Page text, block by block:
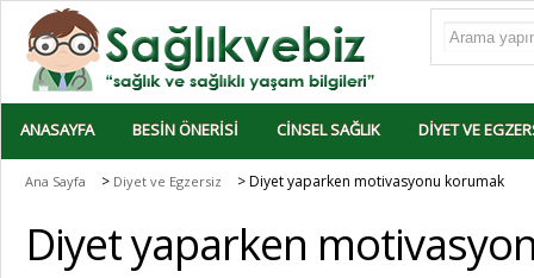
ANASAYFA BESIN ÖNERISI CINSEL SAĞLIK DIYET VE
Ana Sayfa > Diyet ve Egzersiz > Diyet yaparken motivasyonu korumak
Diyet yaparken